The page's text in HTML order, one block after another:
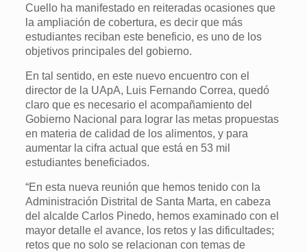
Cuello ha manifestado en reiteradas ocasiones que
la ampliación de cobertura, es decir que más
estudiantes reciban este beneficio, es uno de los
objetivos principales del gobierno.
En tal sentido, en este nuevo encuentro con el
director de la UApA, Luis Fernando Correa, quedó
claro que es necesario el acompañamiento del
Gobierno Nacional para lograr las metas propuestas
en materia de calidad de los alimentos, y para
aumentar la cifra actual que está en 53 mil
estudiantes beneficiados.
“En esta nueva reunión que hemos tenido con la
Administración Distrital de Santa Marta, en cabeza
del alcalde Carlos Pinedo, hemos examinado con el
mayor detalle el avance, los retos y las dificultades;
retos que no solo se relacionan con temas de